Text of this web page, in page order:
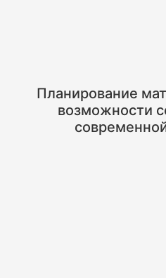
Планирование
возможности